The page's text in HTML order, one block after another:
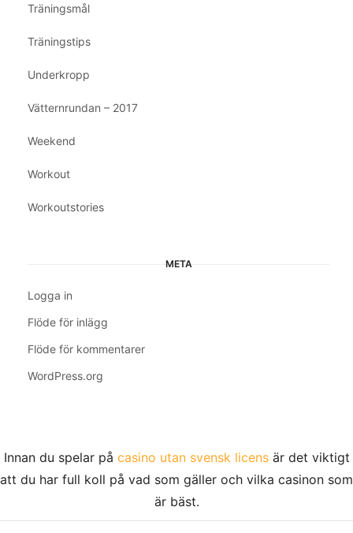
Träningsmål
Träningstips
Underkropp
Vätternrundan – 2017
Weekend
Workout
Workoutstories
META
Logga in
Flöde för inlägg
Flöde för kommentarer
WordPress.org
Innan du spelar på casino utan svensk licensär det viktigt
att du har full koll på vad som gäller och vilka casinon som
är bäst.